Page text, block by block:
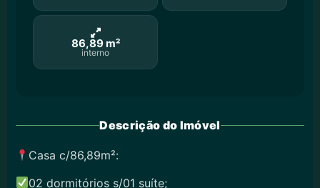
86,89 m²
interno
Descrição do Imóvel
Casa c/86,89m²:
02 dormitórios s/01 suíte;